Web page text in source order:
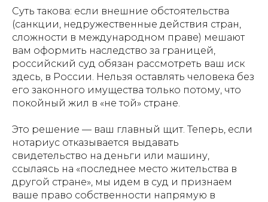
Суть такова: если внешние обстоятельства
(санкции, недружественные действия стран,
сложности в международном праве) мешают
вам оформить наследство за границей,
российский суд обязан рассмотреть ваш иск
здесь, в России. Нельзя оставлять человека без
его законного имущества только потому, что
покойный жил в «не той» стране.
Это решение — ваш главный щит. Теперь, если
нотариус отказывается выдавать
свидетельство на деньги или машину,
ссылаясь на «последнее место жительства в
другой стране», мы идем в суд и признаем
ваше право собственности напрямую в